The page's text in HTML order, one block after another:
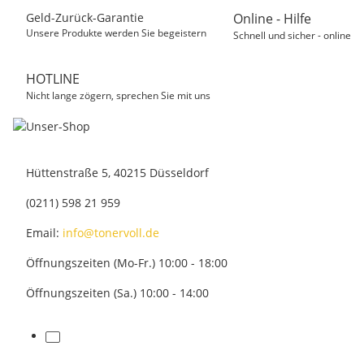
Geld-Zurück-Garantie
Unsere Produkte werden Sie begeistern
Online - Hilfe
Schnell und sicher - online
HOTLINE
Nicht lange zögern, sprechen Sie mit uns
Hüttenstraße 5, 40215 Düsseldorf
(0211) 598 21 959
Email: info@tonervoll.de
Öffnungszeiten (Mo-Fr.) 10:00 - 18:00
Öffnungszeiten (Sa.) 10:00 - 14:00
facebook